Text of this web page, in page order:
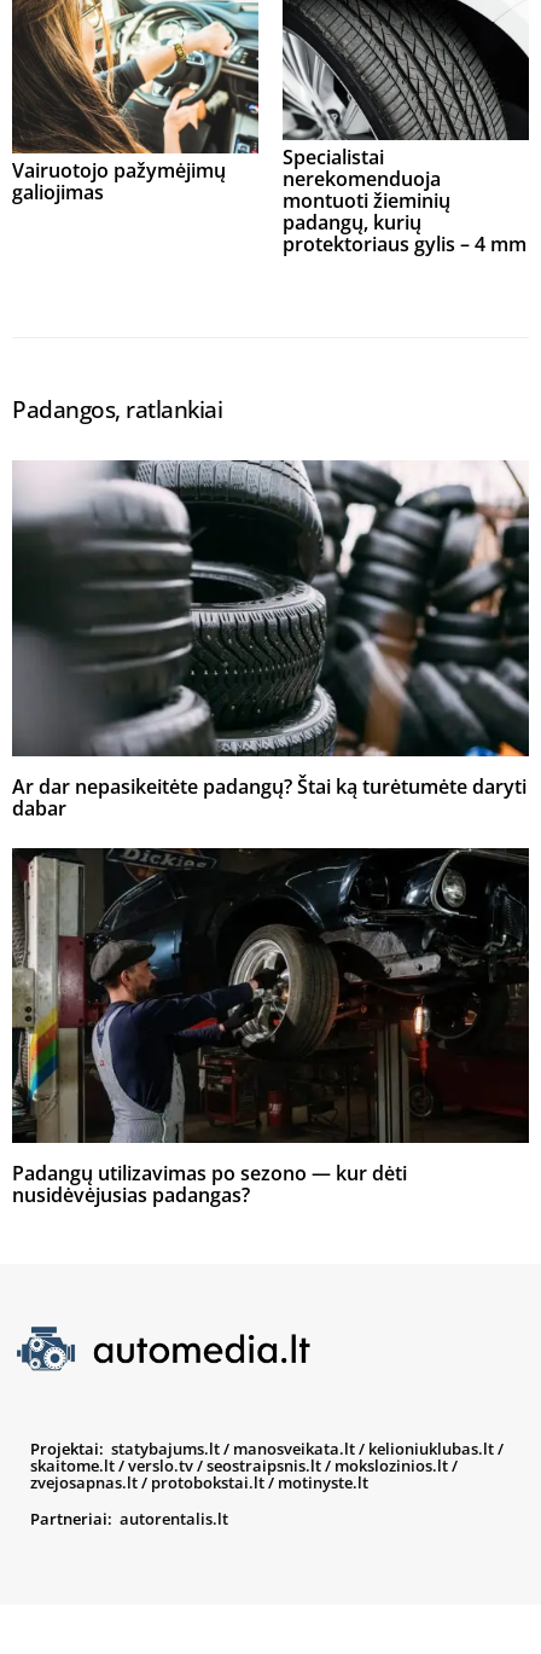
Vairuotojo pažymėjimų
galiojimas
Specialistai
nerekomenduoja
montuoti žieminių
padangų, kurių
protektoriaus gylis – 4 mm
Padangos, ratlankiai
Ar dar nepasikeitėte padangų? Štai ką turėtumėte daryti
dabar
Padangų utilizavimas po sezono — kur dėti
nusidėvėjusias padangas?
Projektai: statybajums.lt/ manosveikata.lt/ kelioniuklubas.lt/
skaitome.lt/verslo.tv/seostraipsnis.lt/ mokslozinios.lt/
zvejosapnas.lt/ protobokstai.lt/ motinyste.lt
Partneriai: autorentalis.lt